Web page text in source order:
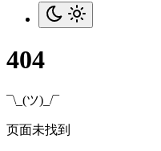
404
¯\_(ツ)_/¯
页面未找到